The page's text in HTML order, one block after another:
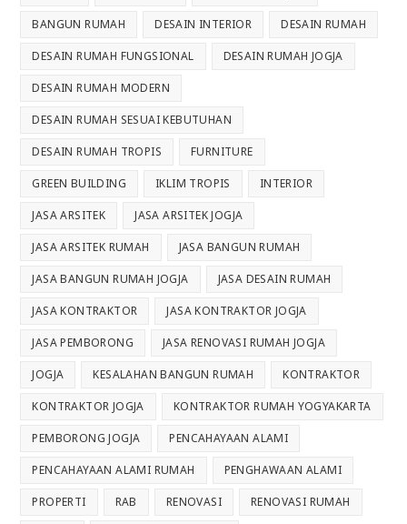
BANGUN RUMAH DESAIN INTERIOR DESAIN RUMAH
DESAIN RUMAH FUNGSIONAL DESAIN RUMAH JOGJA
DESAIN RUMAH MODERN
DESAIN RUMAH SESUAI KEBUTUHAN
DESAIN RUMAH TROPIS FURNITURE
GREEN BUILDING IKLIM TROPIS INTERIOR
JASA ARSITEK JASA ARSITEK JOGJA
JASA ARSITEK RUMAH JASA BANGUN RUMAH
JASA BANGUN RUMAH JOGJA JASA DESAIN RUMAH
JASA KONTRAKTOR JASA KONTRAKTOR JOGJA
JASA PEMBORONG JASA RENOVASI RUMAH JOGJA
JOGJA KESALAHAN BANGUN RUMAH KONTRAKTOR
KONTRAKTOR JOGJA KONTRAKTOR RUMAH YOGYAKARTA
PEMBORONG JOGJA PENCAHAYAAN ALAMI
PENCAHAYAAN ALAMI RUMAH PENGHAWAAN ALAMI
PROPERTI RAB RENOVASI RENOVASI RUMAH